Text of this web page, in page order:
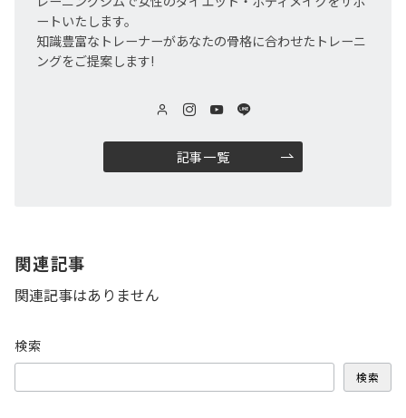
ートいたします。
知識豊富なトレーナーがあなたの骨格に合わせたトレーニ
ングをご提案します!
記事一覧
関連記事
関連記事はありません
検索
検索